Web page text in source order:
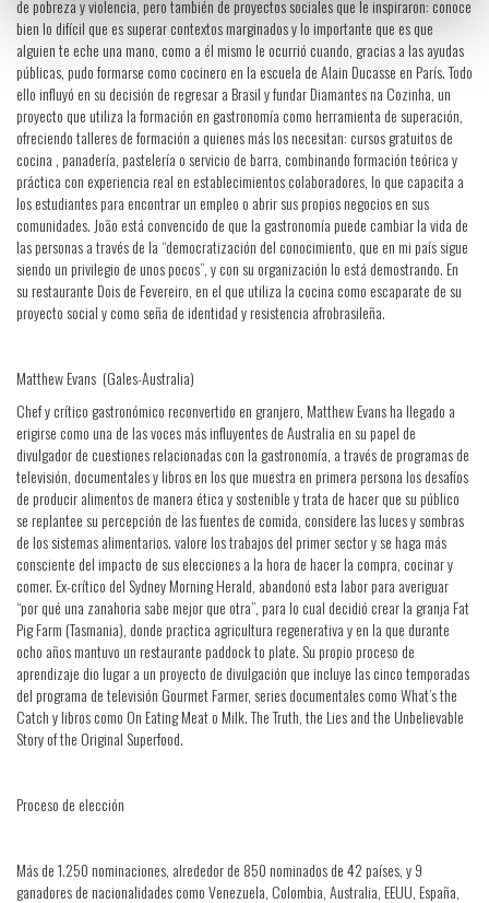
de pobreza y violencia, pero también de proyectos sociales que le inspiraron: conoce
bien lo difícil que es superar contextos marginados y lo importante que es que
alguien te eche una mano, como a él mismo le ocurrió cuando, gracias a las ayudas
públicas, pudo formarse como cocinero en la escuela de Alain Ducasse en París. Todo
ello influyó en su decisión de regresar a Brasil y fundar Diamantes na Cozinha, un
proyecto que utiliza la formación en gastronomía como herramienta de superación,
ofreciendo talleres de formación a quienes más los necesitan: cursos gratuitos de
cocina , panadería, pastelería o servicio de barra, combinando formación teórica y
práctica con experiencia real en establecimientos colaboradores, lo que capacita a
los estudiantes para encontrar un empleo o abrir sus propios negocios en sus
comunidades. João está convencido de que la gastronomía puede cambiar la vida de
las personas a través de la “democratización del conocimiento, que en mi país sigue
siendo un privilegio de unos pocos”, y con su organización lo está demostrando. En
su restaurante Dois de Fevereiro, en el que utiliza la cocina como escaparate de su
proyecto social y como seña de identidad y resistencia afrobrasileña.
Matthew Evans (Gales-Australia)
Chef y crítico gastronómico reconvertido en granjero, Matthew Evans ha llegado a
erigirse como una de las voces más influyentes de Australia en su papel de
divulgador de cuestiones relacionadas con la gastronomía, a través de programas de
televisión, documentales y libros en los que muestra en primera persona los desafíos
de producir alimentos de manera ética y sostenible y trata de hacer que su público
se replantee su percepción de las fuentes de comida, considere las luces y sombras
de los sistemas alimentarios. valore los trabajos del primer sector y se haga más
consciente del impacto de sus elecciones a la hora de hacer la compra, cocinar y
comer. Ex-crítico del Sydney Morning Herald, abandonó esta labor para averiguar
“por qué una zanahoria sabe mejor que otra”, para lo cual decidió crear la granja Fat
Pig Farm (Tasmania), donde practica agricultura regenerativa y en la que durante
ocho años mantuvo un restaurante paddock to plate. Su propio proceso de
aprendizaje dio lugar a un proyecto de divulgación que incluye las cinco temporadas
del programa de televisión Gourmet Farmer, series documentales como What’s the
Catch y libros como On Eating Meat o Milk. The Truth, the Lies and the Unbelievable
Story of the Original Superfood.
Proceso de elección
Más de 1.250 nominaciones, alrededor de 850 nominados de 42 países, y 9
ganadores de nacionalidades como Venezuela, Colombia, Australia, EEUU, España,